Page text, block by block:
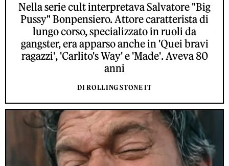
Nella serie cult interpretava Salvatore "Big
Pussy" Bonpensiero. Attore caratterista di
lungo corso, specializzato in ruoli da
gangster, era apparso anche in 'Quei bravi
ragazzi', 'Carlito's Way' e 'Made'. Aveva 80
anni
DI ROLLING STONE IT